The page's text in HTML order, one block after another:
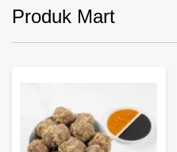
Produk Mart